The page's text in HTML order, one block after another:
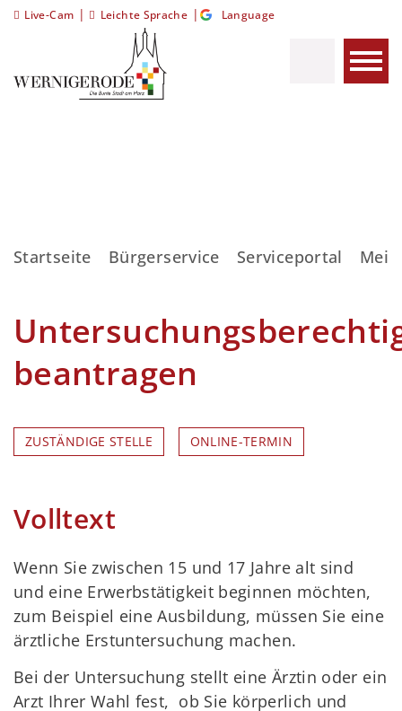
Live-Cam | Leichte Sprache | Language
Startseite Bürgerservice Serviceportal
beantragen
ZUSTÄNDIGE STELLE ONLINE-TERMIN
Volltext
Wenn Sie zwischen 15 und 17 Jahre alt sind
und eine Erwerbstätigkeit beginnen möchten,
zum Beispiel eine Ausbildung, müssen Sie eine
ärztliche Erstuntersuchung machen.
Bei der Untersuchung stellt eine Ärztin oder ein
Arzt Ihrer Wahl fest, ob Sie körperlich und